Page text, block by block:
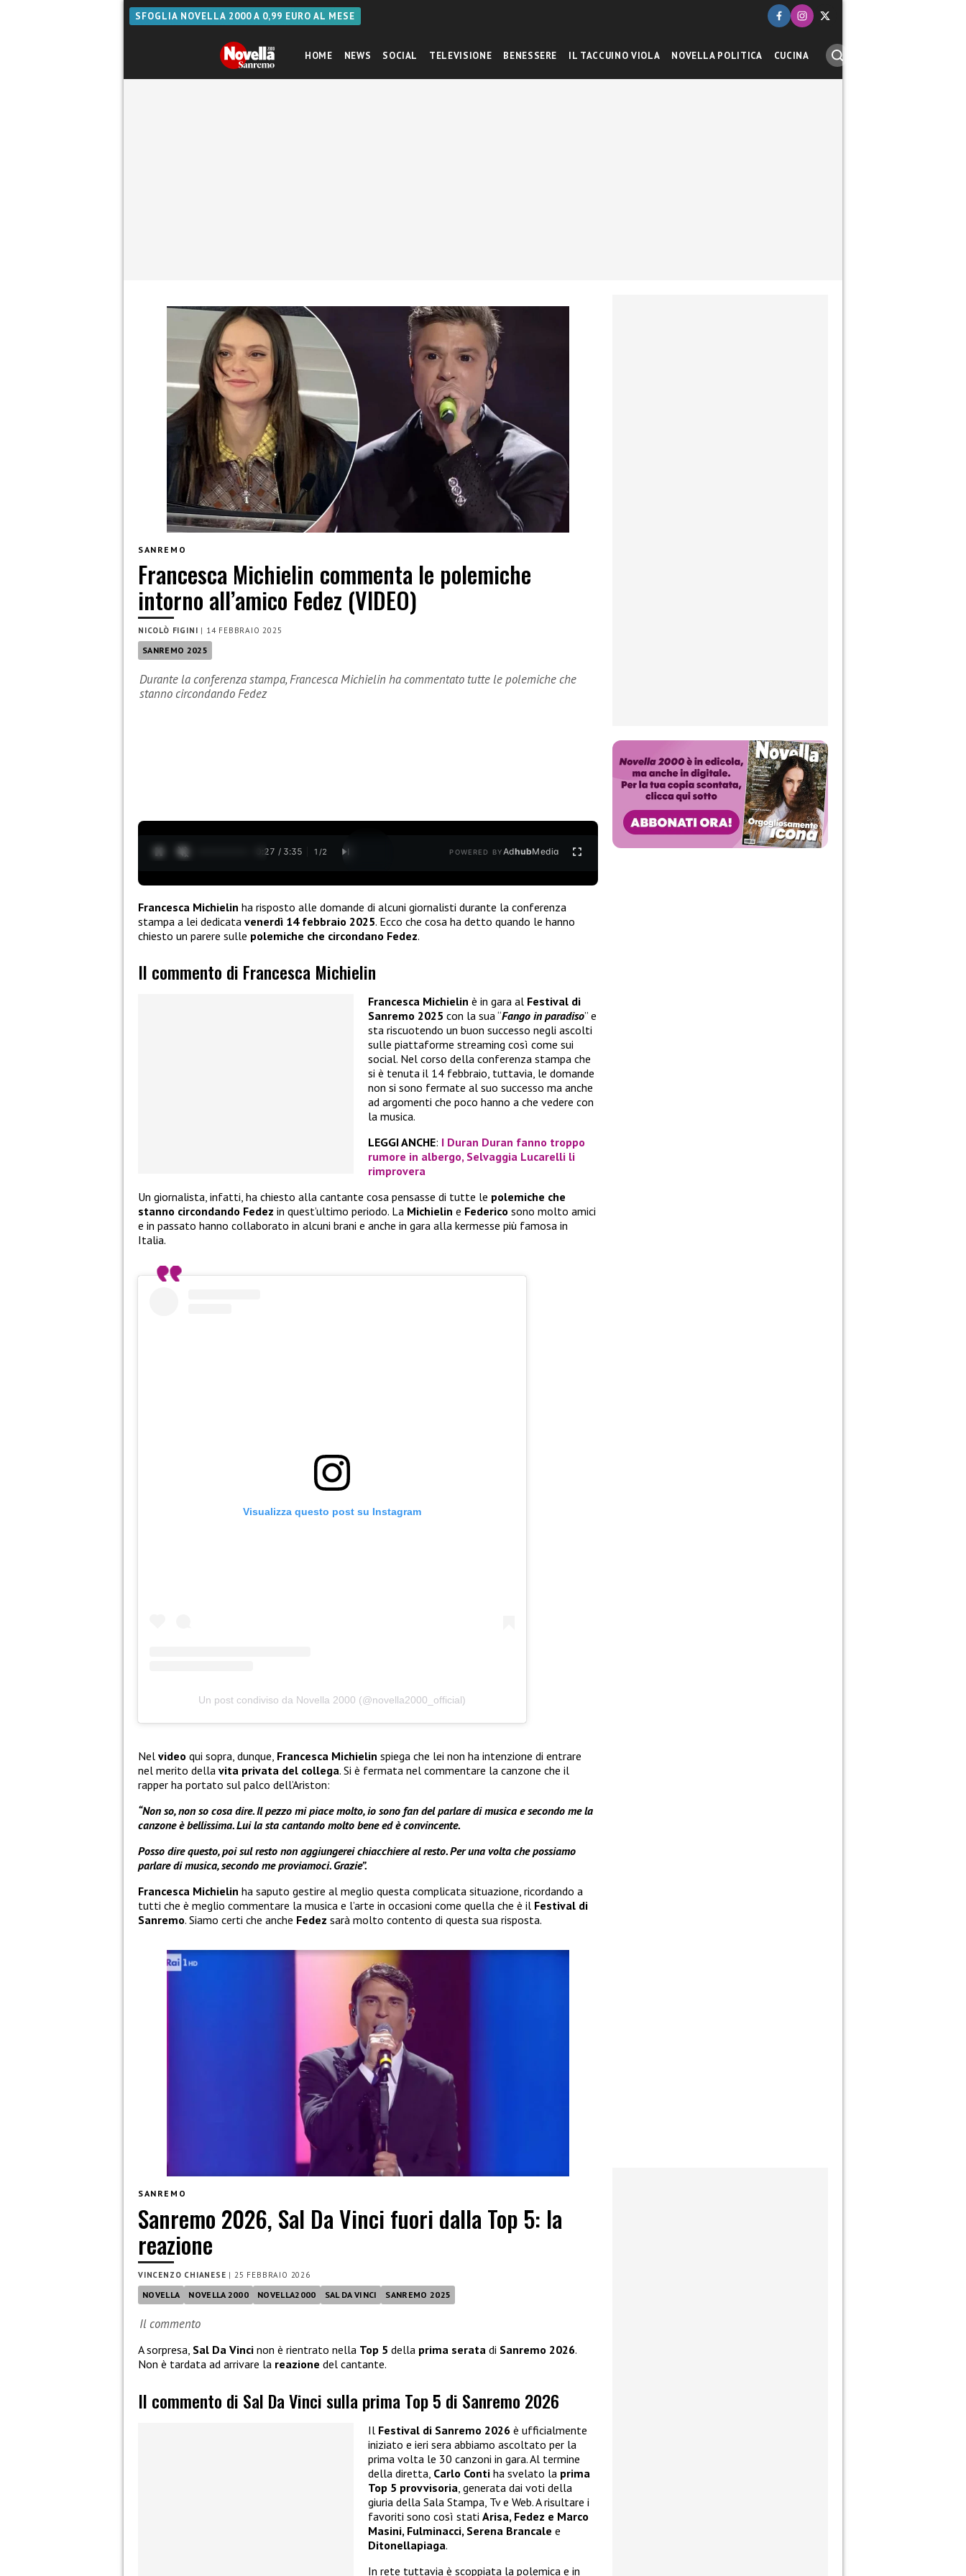
SFOGLIA NOVELLA 2000 A 0,99 EURO AL MESE
HOME NEWS SOCIAL TELEVISIONE BENESSERE IL TACCUINO VIOLA NOVELLA POLITICA CUCINA
SANREMO
Francesca Michielin commenta le polemiche
intorno all’amico Fedez (VIDEO)
NICOLÒ FIGINI | 14 FEBBRAIO 2025
SANREMO 2025
Durante la conferenza stampa, Francesca Michielin ha commentato tutte le polemiche che
stanno circondando Fedez
0:28 / 3:35 1 /2 POWERED BYAdhubMedia
Francesca Michielin ha risposto alle domande di alcuni giornalisti durante la conferenza
stampa a lei dedicata venerdì 14 febbraio 2025. Ecco che cosa ha detto quando le hanno
chiesto un parere sulle polemiche che circondano Fedez.
Il commento di Francesca Michielin
Francesca Michielin è in gara al Festival di
Sanremo 2025 con la sua “Fango in paradiso” e
sta riscuotendo un buon successo negli ascolti
sulle piattaforme streaming così come sui
social. Nel corso della conferenza stampa che
si è tenuta il 14 febbraio, tuttavia, le domande
non si sono fermate al suo successo ma anche
ad argomenti che poco hanno a che vedere con
la musica.
LEGGI ANCHE: I Duran Duran fanno troppo
rumore in albergo, Selvaggia Lucarelli li
rimprovera
Un giornalista, infatti, ha chiesto alla cantante cosa pensasse di tutte le polemiche che
stanno circondando Fedez in quest’ultimo periodo. La Michielin e Federico sono molto amici
e in passato hanno collaborato in alcuni brani e anche in gara alla kermesse più famosa in
Italia.
Visualizza questo post su Instagram
Un post condiviso da Novella 2000 (@novella2000_official)
Nel video qui sopra, dunque, Francesca Michielin spiega che lei non ha intenzione di entrare
nel merito della vita privata del collega. Si è fermata nel commentare la canzone che il
rapper ha portato sul palco dell’Ariston:
“Non so, non so cosa dire. Il pezzo mi piace molto, io sono fan del parlare di musica e secondo me la
canzone è bellissima. Lui la sta cantando molto bene ed è convincente.
Posso dire questo, poi sul resto non aggiungerei chiacchiere al resto. Per una volta che possiamo
parlare di musica, secondo me proviamoci. Grazie”.
Francesca Michielin ha saputo gestire al meglio questa complicata situazione, ricordando a
tutti che è meglio commentare la musica e l’arte in occasioni come quella che è il Festival di
Sanremo. Siamo certi che anche Fedez sarà molto contento di questa sua risposta.
SANREMO
Sanremo 2026, Sal Da Vinci fuori dalla Top 5: la
reazione
VINCENZO CHIANESE | 25 FEBBRAIO 2026
NOVELLA NOVELLA 2000 NOVELLA2000 SAL DA VINCI SANREMO 2025
Il commento
A sorpresa, Sal Da Vinci non è rientrato nella Top 5 della prima serata di Sanremo 2026.
Non è tardata ad arrivare la reazione del cantante.
Il commento di Sal Da Vinci sulla prima Top 5 di Sanremo 2026
Il Festival di Sanremo 2026 è ufficialmente
iniziato e ieri sera abbiamo ascoltato per la
prima volta le 30 canzoni in gara. Al termine
della diretta, Carlo Conti ha svelato la prima
Top 5 provvisoria , generata dai voti della
giuria della Sala Stampa, Tv e Web. A risultare i
favoriti sono così stati Arisa, Fedez e Marco
Masini, Fulminacci, Serena Brancale e
Ditonellapiaga.
In rete tuttavia è scoppiata la polemica e in